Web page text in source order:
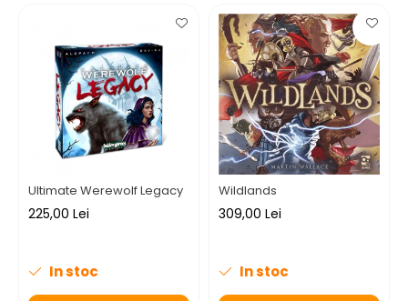
Ultimate Werewolf Legacy
225,00 Lei
In stoc
Wildlands
309,00 Lei
In stoc